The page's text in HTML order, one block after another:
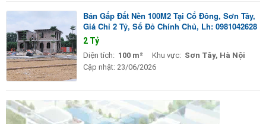
Bán Gấp Đất Nền 100M2 Tại Cổ Đông, Sơn Tây,
Giá Chỉ 2 Tỷ, Sổ Đỏ Chính Chủ, Lh: 0981042628
2 Tỷ
Diện tích: 100 m² Khu vực: Sơn Tây, Hà Nội
Cập nhật: 23/06/2026